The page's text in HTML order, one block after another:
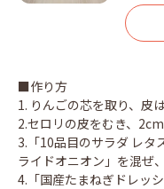
■作り方
1. りんごの芯を取り、皮
2.セロリの皮をむき、
3.「10品目のサラダ レタ
ライドオニオン」を混ぜ
4.「国産たまねぎドレッ